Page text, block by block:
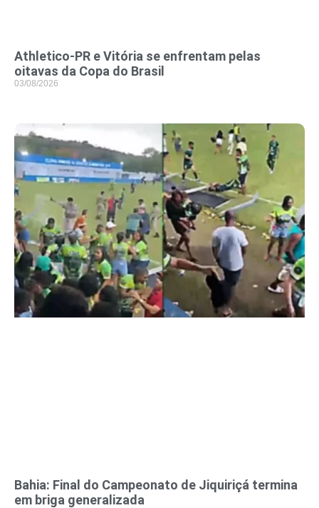
Athletico-PR e Vitória se enfrentam pelas
oitavas da Copa do Brasil
03/08/2026
Bahia: Final do Campeonato de Jiquiriçá termina
em briga generalizada